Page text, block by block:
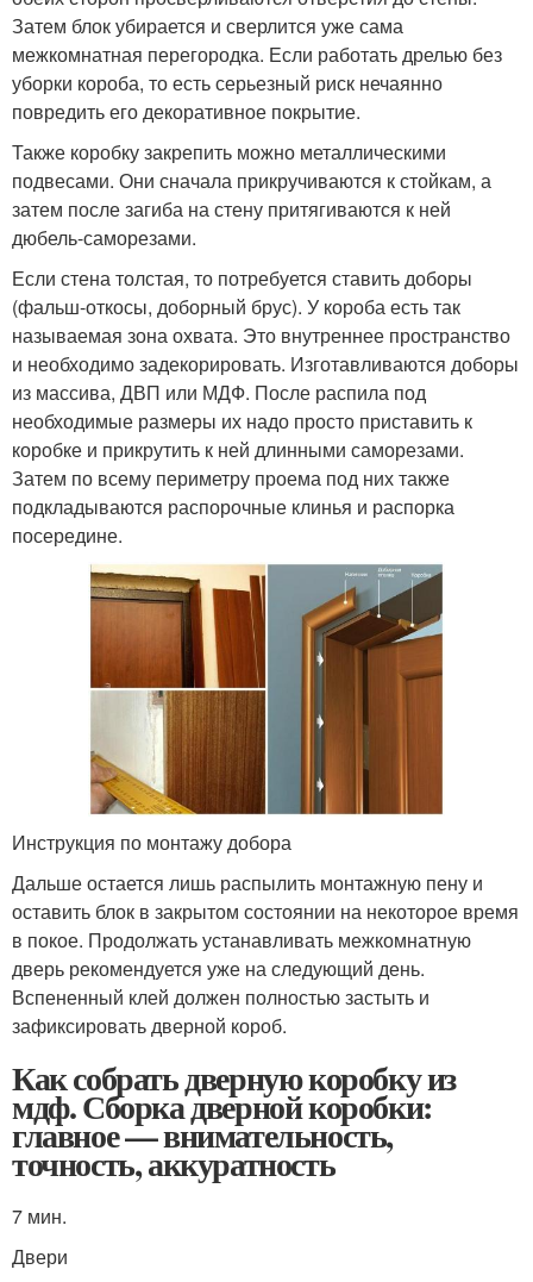
Затем блок убирается и сверлится уже сама
межкомнатная перегородка. Если работать дрелью без
уборки короба, то есть серьезный риск нечаянно
повредить его декоративное покрытие.
Также коробку закрепить можно металлическими
подвесами. Они сначала прикручиваются к стойкам, а
затем после загиба на стену притягиваются к ней
дюбель-саморезами.
Если стена толстая, то потребуется ставить доборы
(фальш-откосы, доборный брус). У короба есть так
называемая зона охвата. Это внутреннее пространство
и необходимо задекорировать. Изготавливаются доборы
из массива, ДВП или МДФ. После распила под
необходимые размеры их надо просто приставить к
коробке и прикрутить к ней длинными саморезами.
Затем по всему периметру проема под них также
подкладываются распорочные клинья и распорка
посередине.
Инструкция по монтажу добора
Дальше остается лишь распылить монтажную пену и
оставить блок в закрытом состоянии на некоторое время
в покое. Продолжать устанавливать межкомнатную
дверь рекомендуется уже на следующий день.
Вспененный клей должен полностью застыть и
зафиксировать дверной короб.
Как собрать дверную коробку из
мдф. Сборка дверной коробки:
главное — внимательность,
точность, аккуратность
7 мин.
Двери